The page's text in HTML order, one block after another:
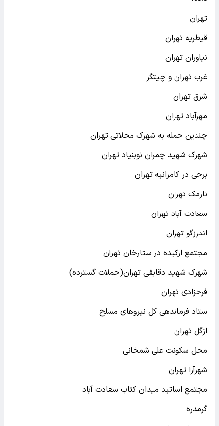
تهران
قیطریه تهران
نیاوران تهران
غرب تهران و چیتگر
شرق تهران
مهرآباد تهران
چندین حمله به شهرک محلاتی تهران
شهرک شهید چمران نوبنیاد تهران
برجی در کامرانیه تهران
نارمک تهران
سعادت آباد تهران
اندرزگو تهران
مجتمع ارکیده در ستارخان تهران
شهرک شهید دقایقی تهران(حملات گسترده)
فرحزادی تهران
ستاد فرماندهی کل نیروهای مسلح
ازگل تهران
محل سکونت علی شمخانی
شهرآرا تهران
مجتمع اساتید میدان کتاب سعادت آباد
گرمدره